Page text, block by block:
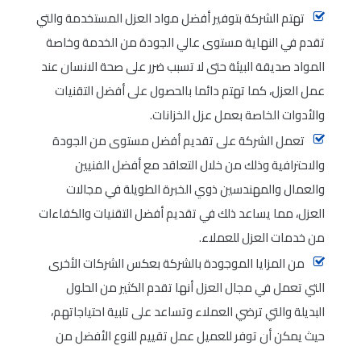
تهتم الشركة بتوفير أفضل مواد العزل المستخدمة والتي
تقدم في النهاية مستوى عالي الجودة من الخدمة وخاصة
المواد صديقة البيئة حتى لا تسبب ضرر على صحة الانسان عند
عمل العزل، كما تهتم دائما بالحصول على أفضل التقنيات
والأدوات الخاصة بعمل عزل الخزانات.
تعمل الشركة على تقديم أفضل مستوى من الجودة
والاحترافية وذلك من خلال التعاقد مع أفضل الفنيين
والعمال والمهندسين ذوي الخبرة الطويلة في مجالات
العزل، مما يساعد ذلك في تقديم أفضل التقنيات والكفاءات
من خدمات العزل للعملاء.
من المزايا الموجودة بالشركة بعكس الشركات الأخرى
التي تعمل في مجال العزل أنها تقدم الكثير من الحلول
البديلة والتي ترضي العملاء وتساعد على تلبية احتياجاتهم،
حيث يمكن أن توفر للعميل عمل تقييم للنوع الأفضل من